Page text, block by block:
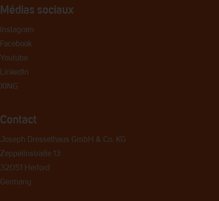
Médias sociaux
Instagram
Facebook
Youtube
Linkedln
XING
Contact
Joseph Dresselhaus GmbH & Co. KG
Zeppelinstraße 13
32051 Herford
Germany